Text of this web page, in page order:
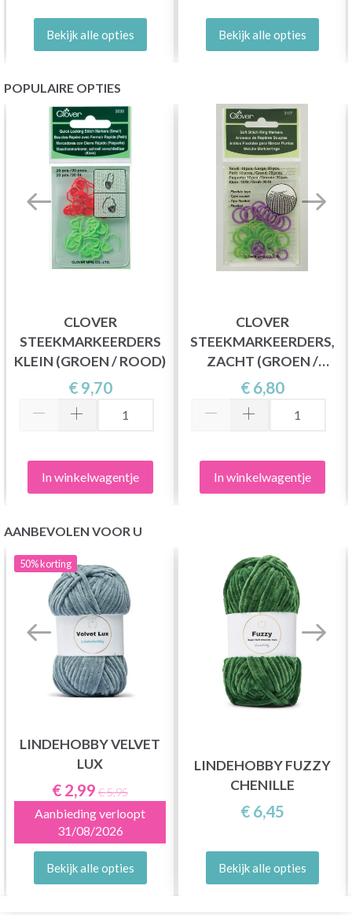
Bekijk alle opties Bekijk alle opties
POPULAIRE OPTIES
CLOVER
STEEKMARKEERDERS
KLEIN (GROEN / ROOD)
€ 9,70
In winkelwagentje
CLOVER
STEEKMARKEERDERS,
ZACHT (GROEN /
PAARS)
€ 6,80
In winkelwagentje
AANBEVOLEN VOOR U
50%korting
LINDEHOBBY VELVET
LUX
€ 2,99 € 5,95
Aanbieding verloopt
31/08/2026
Bekijk alle opties
LINDEHOBBY FUZZY
CHENILLE
€ 6,45
Bekijk alle opties